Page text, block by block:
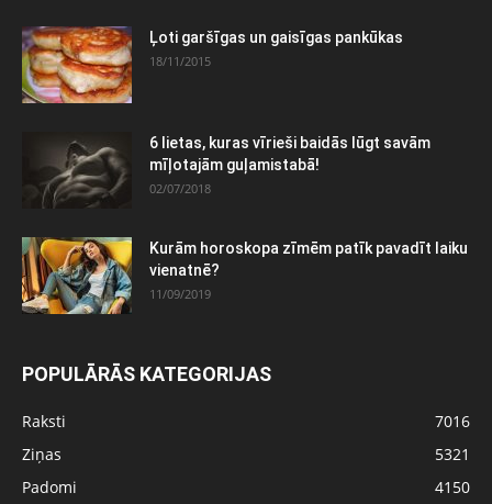
Ļoti garšīgas un gaisīgas pankūkas
18/11/2015
6 lietas, kuras vīrieši baidās lūgt savām
mīļotajām guļamistabā!
02/07/2018
Kurām horoskopa zīmēm patīk pavadīt laiku
vienatnē?
11/09/2019
POPULĀRĀS KATEGORIJAS
Raksti
7016
Ziņas
5321
Padomi
4150